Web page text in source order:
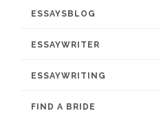
ESSAYSBLOG
ESSAYWRITER
ESSAYWRITING
FIND A BRIDE